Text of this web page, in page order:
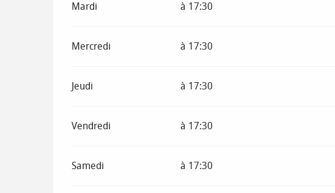
Mardi à 17:30
Mercredi à 17:30
Jeudi à 17:30
Vendredi à 17:30
Samedi à 17:30